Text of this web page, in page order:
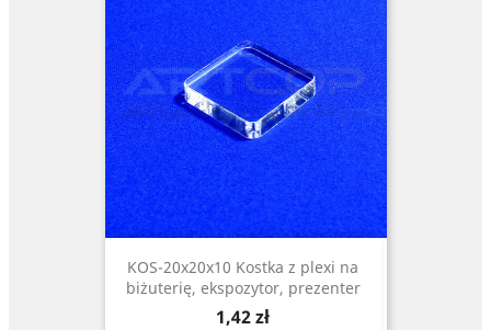
KOS-20x20x10 Kostka z plexi na
biżuterię, ekspozytor, prezenter
Cena
1,42 zł